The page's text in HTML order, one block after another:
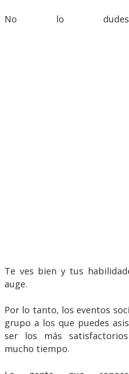
No lo dudes:
Te ves bien y tus
auge.
Por lo tanto, los eventos
grupo a los que puedes
ser los más
mucho tiempo.